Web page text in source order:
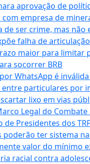
aprovação de
empresa de
de ser crime, mas
falha de
maior para limitar
socorrer BRB
WhatsApp é
entre particulares por
lixo em vias
Legal do
Presidentes dos
ter sistema
valor do mínimo
racial contra